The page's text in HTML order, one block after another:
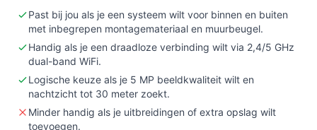
stopcontact in de buurt hebt.
Niet kopen als:je een batterijgevoede of volledig
draadloze oplossing zonder netstroomkabel nodig
hebt, of als je audio-opname/twee‑wegs
communicatie vereist (geen zichtbare microfoon of
speakers).
Belangrijkste check:controleer dat voeding via
Past bij jou als je een systeem wilt voor binnen en buiten
met inbegrepen montagemateriaal en muurbeugel.
Handig als je een draadloze verbinding wilt via 2,4/5 GHz
dual-band WiFi.
Logische keuze als je 5 MP beeldkwaliteit wilt en
nachtzicht tot 30 meter zoekt.
Minder handig als je uitbreidingen of extra opslag wilt
toevoegen.